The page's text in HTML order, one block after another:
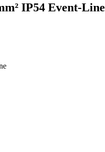
IP54 Event-Line